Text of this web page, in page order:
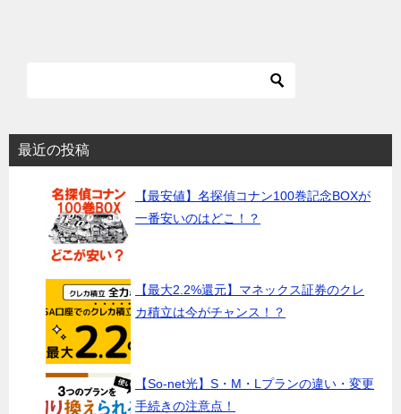
最近の投稿
【最安値】名探偵コナン100巻記念BOXが
一番安いのはどこ！？
【最大2.2%還元】マネックス証券のクレ
カ積立は今がチャンス！？
【So-net光】S・M・Lプランの違い・変更
手続きの注意点！